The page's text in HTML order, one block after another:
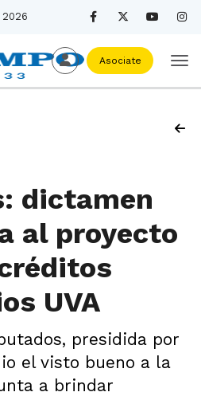
Asociate
dictamen
al proyecto
UVA
presidida por
el visto bueno a la
a brindar